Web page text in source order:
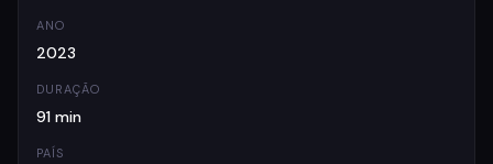
ANO
2023
DURAÇÃO
91 min
PAÍS